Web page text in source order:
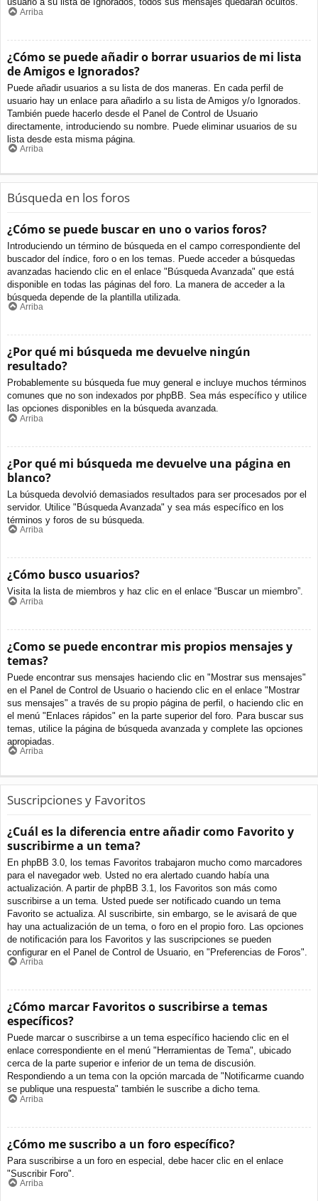
Arriba
¿Cómo se puede añadir o borrar usuarios de mi lista
de Amigos e Ignorados?
Puede añadir usuarios a su lista de dos maneras. En cada perfil de
usuario hay un enlace para añadirlo a su lista de Amigos y/o Ignorados.
También puede hacerlo desde el Panel de Control de Usuario
directamente, introduciendo su nombre. Puede eliminar usuarios de su
lista desde esta misma página.
Arriba
Búsqueda en los foros
¿Cómo se puede buscar en uno o varios foros?
Introduciendo un término de búsqueda en el campo correspondiente del
buscador del índice, foro o en los temas. Puede acceder a búsquedas
avanzadas haciendo clic en el enlace "Búsqueda Avanzada" que está
disponible en todas las páginas del foro. La manera de acceder a la
búsqueda depende de la plantilla utilizada.
Arriba
¿Por qué mi búsqueda me devuelve ningún
resultado?
Probablemente su búsqueda fue muy general e incluye muchos términos
comunes que no son indexados por phpBB. Sea más específico y utilice
las opciones disponibles en la búsqueda avanzada.
Arriba
¿Por qué mi búsqueda me devuelve una página en
blanco?
La búsqueda devolvió demasiados resultados para ser procesados por el
servidor. Utilice "Búsqueda Avanzada" y sea más específico en los
términos y foros de su búsqueda.
Arriba
¿Cómo busco usuarios?
Visita la lista de miembros y haz clic en el enlace “Buscar un miembro”.
Arriba
¿Como se puede encontrar mis propios mensajes y
temas?
Puede encontrar sus mensajes haciendo clic en "Mostrar sus mensajes"
en el Panel de Control de Usuario o haciendo clic en el enlace "Mostrar
sus mensajes" a través de su propio página de perfil, o haciendo clic en
el menú "Enlaces rápidos" en la parte superior del foro. Para buscar sus
temas, utilice la página de búsqueda avanzada y complete las opciones
apropiadas.
Arriba
Suscripciones y Favoritos
¿Cuál es la diferencia entre añadir como Favorito y
suscribirme a un tema?
En phpBB 3.0, los temas Favoritos trabajaron mucho como marcadores
para el navegador web. Usted no era alertado cuando había una
actualización. A partir de phpBB 3.1, los Favoritos son más como
suscribirse a un tema. Usted puede ser notificado cuando un tema
Favorito se actualiza. Al suscribirte, sin embargo, se le avisará de que
hay una actualización de un tema, o foro en el propio foro. Las opciones
de notificación para los Favoritos y las suscripciones se pueden
configurar en el Panel de Control de Usuario, en "Preferencias de Foros".
Arriba
¿Cómo marcar Favoritos o suscribirse a temas
específicos?
Puede marcar o suscribirse a un tema específico haciendo clic en el
enlace correspondiente en el menú "Herramientas de Tema", ubicado
cerca de la parte superior e inferior de un tema de discusión.
Respondiendo a un tema con la opción marcada de "Notificarme cuando
se publique una respuesta" también le suscribe a dicho tema.
Arriba
¿Cómo me suscribo a un foro específico?
Para suscribirse a un foro en especial, debe hacer clic en el enlace
"Suscribir Foro".
Arriba